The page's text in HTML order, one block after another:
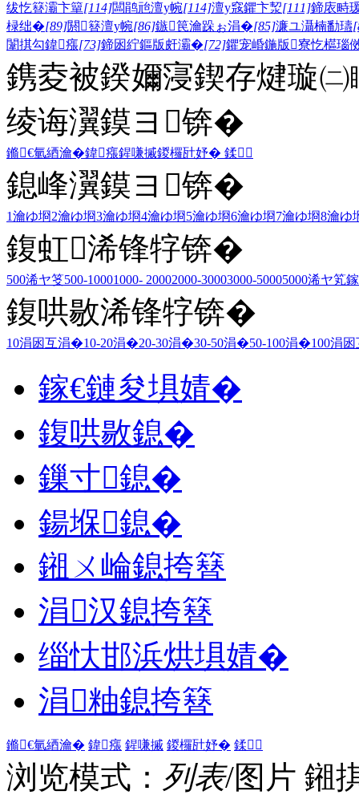
绂忔簮灞卞簞[114]闆鹃兘澶у帵[114]澶у窛鑺卞洯[111]鍗庡畤
椂绌�[89]閼簮澶у帵[86]鏃笢瀹跺ぉ涓�[85]濂ユ灄楠勫瓙
闈掑勾鍏瘬[73]鍗囦紵鏂版皯灞�[72]鑺宠崏鍦版寮忔櫙瑙
鎸夌被鍨嬭寖鍥存煡璇
绫诲瀷鏌ヨ锛�
鏅€氫綇瀹�鍏瘬鍟嗛摵鍐欏瓧妤� 鍒
鎴峰瀷鏌ヨ锛�
1瀹ゆ埛2瀹ゆ埛3瀹ゆ埛4瀹ゆ埛5瀹ゆ埛6瀹ゆ埛7瀹ゆ埛8瀹ゆ
鍑虹浠锋牸锛�
500浠ヤ笅500-10001000- 20002000-30003000-50005000浠ヤ笂
鍑哄敭浠锋牸锛�
10涓囦互涓�10-20涓�20-30涓�30-50涓�50-100涓�100涓
鎵€鏈夋埧婧�
鍑哄敭鎴�
鏁寸鎴�
鍚堢鎴�
鎺ㄨ崘鎴挎簮
涓汉鎴挎簮
缁忕邯浜烘埧婧�
涓粙鎴挎簮
鏅€氫綇瀹� 鍏瘬 鍟嗛摵 鍐欏瓧妤� 鍒
浏览模式： 列表/图片 鎺